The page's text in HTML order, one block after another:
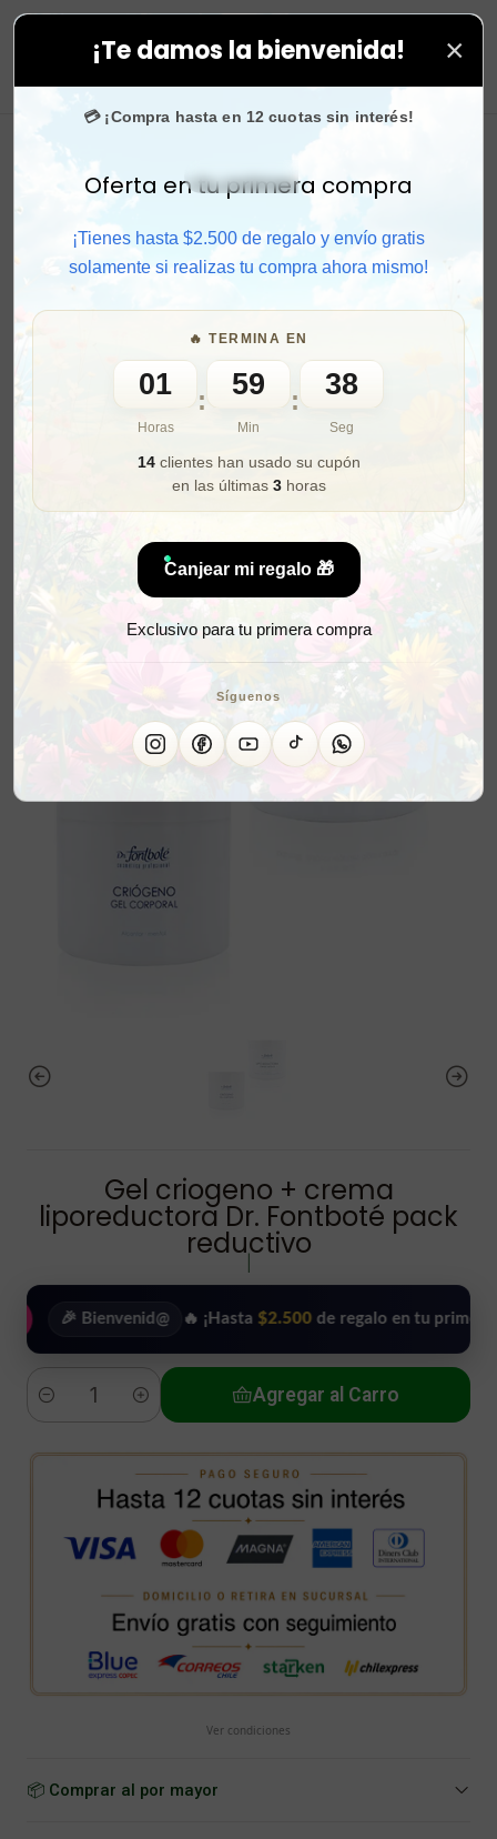
¡Te damos la bienvenida! ×
💳 ¡Compra hasta en 12 cuotas sin interés!
Activar sonido
Oferta en tu primera compra
¡Tienes hasta $2.500 de regalo y envío gratis
solamente si realizas tu compra ahora mismo!
🔥 TERMINA EN
01
Horas
: 59
Min
: 36
Seg
14clientes han usado su cupón
en las últimas 3horas
Canjear mi regalo 🎁
Exclusivo para tu primera compra
Síguenos
en todas tus compras. ⚡ Compra rápido y
Gel criogeno + crema
liporeductora Dr. Fontboté pack
reductivo
🎉 Bienvenid@ 🔥 ¡Hasta$2.500de regalo en tu primera
Cantidad
Agregar al Carro
Ver condiciones
📦 Comprar al por mayor